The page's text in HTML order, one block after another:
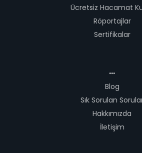
Ücretsiz Hacamat
Röportajlar
Sertifikalar
...
Blog
Sık Sorulan
Hakkımızda
İletişim